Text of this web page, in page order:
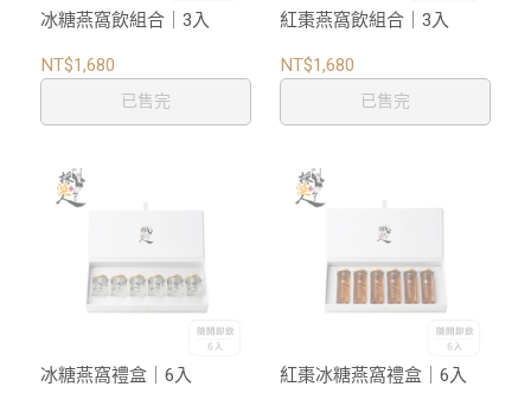
冰糖燕窩飲組合｜3入
NT$1,680
已售完
紅棗燕窩飲組合｜3入
NT$1,680
已售完
冰糖燕窩禮盒｜6入
紅棗冰糖燕窩禮盒｜6入